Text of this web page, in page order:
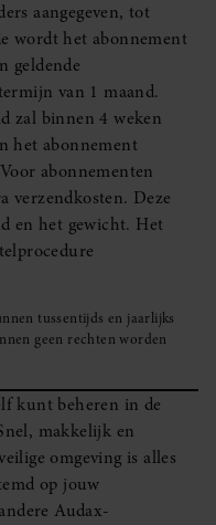
aangegeven, tot
wordt het abonnement
geldende
van 1 maand.
zal binnen 4 weken
het abonnement
abonnementen
verzendkosten. Deze
en het gewicht. Het
tussentijds en jaarlijks
geen rechten worden
kunt beheren in de
makkelijk en
omgeving is alles
op jouw
Audax-